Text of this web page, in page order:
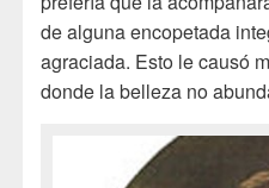
de alguna encopetada
agraciada. Esto le causó
donde la belleza no